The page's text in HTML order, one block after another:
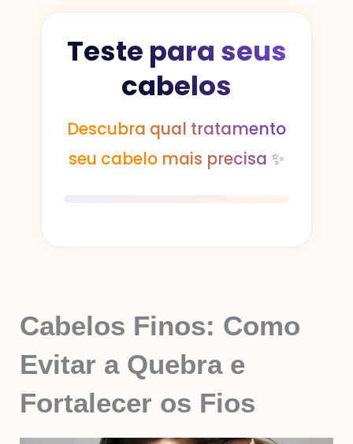
Teste para seus
cabelos
Descubra qual tratamento
seu cabelo mais precisa ✨
Cabelos Finos: Como
Evitar a Quebra e
Fortalecer os Fios